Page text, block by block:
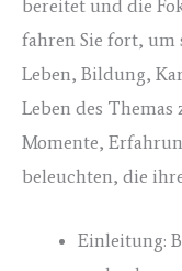
bereitet und die
fahren Sie fort, um
Leben, Bildung,
Leben des
Momente,
beleuchten, die
Einleitung: